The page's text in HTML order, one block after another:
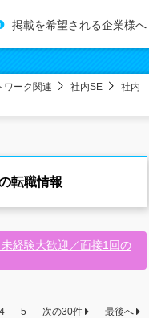
掲載を希望される企業様へ
ワーク関連 社内SE
社内
転職情報
経験大歓迎／面接1回の
4 5 次の30件 最後へ